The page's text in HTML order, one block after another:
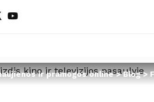
ir pramogos online>Blog>